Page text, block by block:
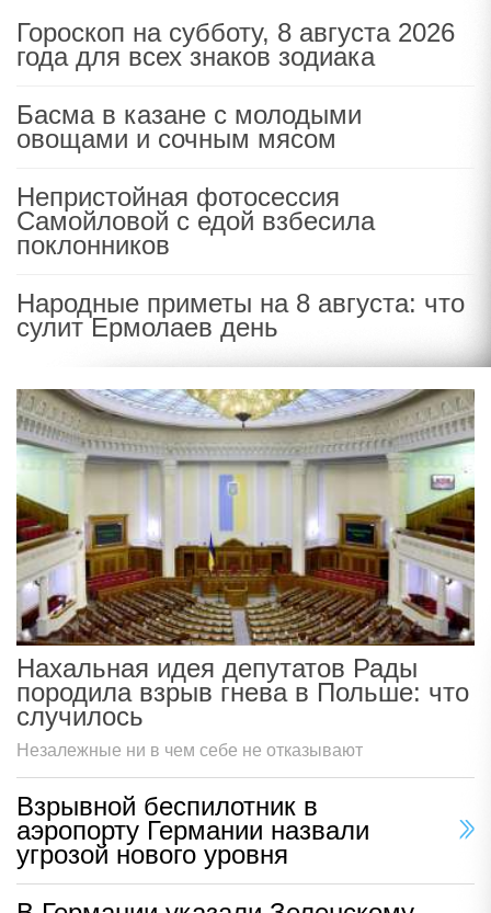
Гороскоп на субботу, 8 августа 2026
года для всех знаков зодиака
Басма в казане с молодыми
овощами и сочным мясом
Непристойная фотосессия
Самойловой с едой взбесила
поклонников
Народные приметы на 8 августа: что
сулит Ермолаев день
Нахальная идея депутатов Рады
породила взрыв гнева в Польше: что
случилось
Незалежные ни в чем себе не отказывают
Взрывной беспилотник в
аэропорту Германии назвали
угрозой нового уровня